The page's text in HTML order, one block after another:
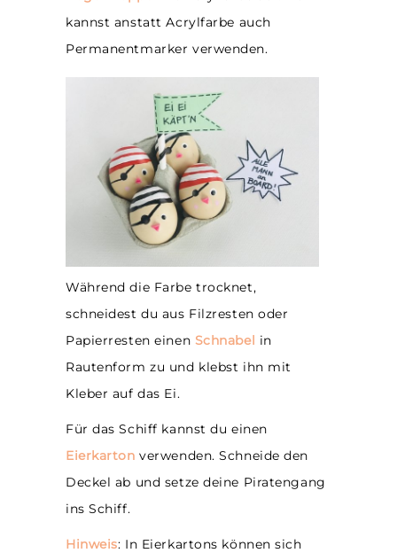
kannst anstatt Acrylfarbe auch
Permanentmarker verwenden.
Während die Farbe trocknet,
schneidest du aus Filzresten oder
Papierresten einen Schnabel in
Rautenform zu und klebst ihn mit
Kleber auf das Ei.
Für das Schiff kannst du einen
Eierkarton verwenden. Schneide den
Deckel ab und setze deine Piratengang
ins Schiff.
Hinweis: In Eierkartons können sich